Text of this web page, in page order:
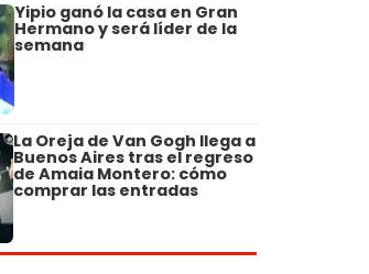
Yipio ganó la casa en Gran
Hermano y será líder de la
semana
La Oreja de Van Gogh llega a
Buenos Aires tras el regreso
de Amaia Montero: cómo
comprar las entradas